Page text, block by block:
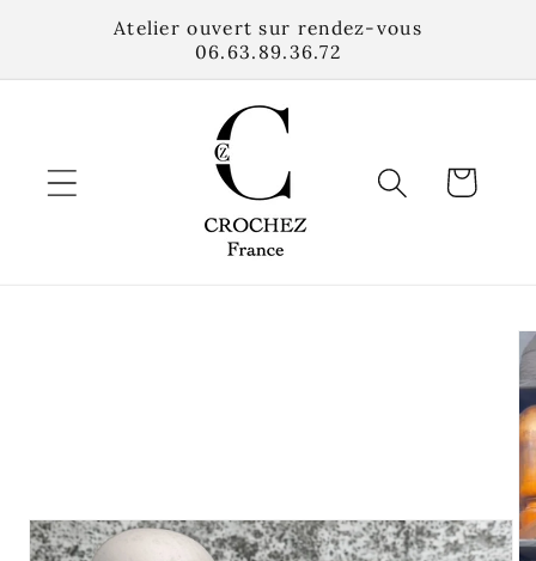
passer
contenu
Atelier ouvert sur rendez-vous
06.63.89.36.72
Panier